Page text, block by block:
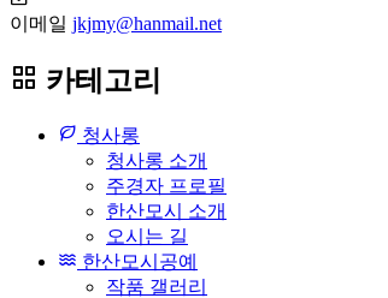
수
이메일 jkjmy@hanmail.net
카테고리
청사롱
청사롱 소개
주경자 프로필
한산모시 소개
오시는 길
한산모시공예
작품 갤러리